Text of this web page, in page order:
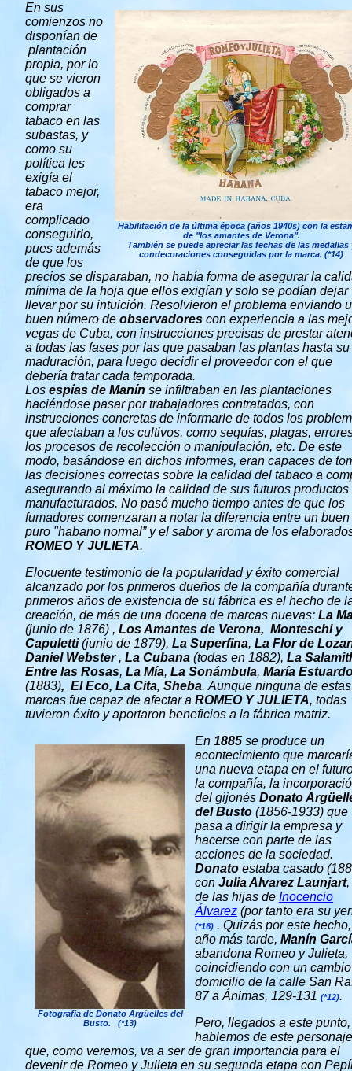
Habilitación de la última época (años 1940s) con la
de "los amantes de Verona".
También se puede apreciar las fechas de las medallas
condecoraciones conseguidas por la marca. (*14)
En sus
comienzos no
disponían de
plantación
propia, por lo
que se vieron
obligados a
comprar
tabaco en las
subastas, y
como su
política les
exigía el
tabaco mejor,
era
complicado
conseguirlo,
pues además
de que los
precios se disparaban, no había forma de asegurar la
mínima de la hoja que ellos exigían y solo se podían dejar
llevar por su intuición. Resolvieron el problema enviando
buen número de observadores con experiencia a las
vegas de Cuba, con instrucciones precisas de prestar
a todas las fases por las que pasaban las plantas hasta su
maduración, para luego decidir el proveedor con el que
debería tratar cada temporada.
Los espías de Manín se infiltraban en las plantaciones
haciéndose pasar por trabajadores contratados, con
instrucciones concretas de informarle de todos los
que afectaban a los cultivos, como sequías, plagas,
los procesos de recolección o manipulación, etc. De este
modo, basándose en dichos informes, eran capaces de
las decisiones correctas sobre la calidad del tabaco a
asegurando al máximo la calidad de sus futuros productos
manufacturados. No pasó mucho tiempo antes de que los
fumadores comenzaran a notar la diferencia entre un buen
puro "habano normal” y el sabor y aroma de los
ROMEO Y JULIETA.
Elocuente testimonio de la popularidad y éxito comercial
alcanzado por los primeros dueños de la compañía
primeros años de existencia de su fábrica es el hecho de
creación, de más de una docena de marcas nuevas: La
(junio de 1876) , Los Amantes de Verona, Monteschi у
Capuletti(junio de 1879), La Superfina, La Flor de
Daniel Webster, La Cubana (todas en 1882), La
Entre las Rosas, La Mía, La Sonámbula, María
(1883), El Eco, La Cita, Sheba. Aunque ninguna de estas
marcas fue capaz de afectar a ROMEO Y JULIETA, todas
tuvieron éxito y aportaron beneficios a la fábrica matriz.
Fotografia de Donato Argüelles del
Busto. (*13)
En 1885 se produce un
acontecimiento que
una nueva etapa en el
la compañía, la
del gijonés Donato
del Busto (1856-1933) que
pasa a dirigir la empresa y
hacerse con parte de las
acciones de la sociedad.
Donato estaba casado
con Julia Alvarez Launjart,
de las hijas de Inocencio
Álvarez (por tanto era su
(*16) . Quizás por este
año más tarde, Manín
abandona Romeo y Julieta,
coincidiendo con un
domicilio de la calle San
87 a Ánimas, 129-131 (*12).
Pero, llegados a este punto,
hablemos de este personaje
que, como veremos, va a ser de gran importancia para el
devenir de Romeo y Julieta en su segunda etapa con